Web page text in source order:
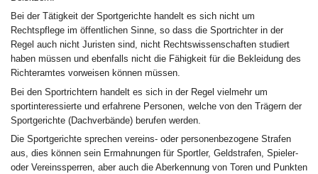
Bei der Tätigkeit der Sportgerichte handelt es sich nicht um
Rechtspflege im öffentlichen Sinne, so dass die Sportrichter in der
Regel auch nicht Juristen sind, nicht Rechtswissenschaften studiert
haben müssen und ebenfalls nicht die Fähigkeit für die Bekleidung des
Richteramtes vorweisen können müssen.
Bei den Sportrichtern handelt es sich in der Regel vielmehr um
sportinteressierte und erfahrene Personen, welche von den Trägern der
Sportgerichte (Dachverbände) berufen werden.
Die Sportgerichte sprechen vereins- oder personenbezogene Strafen
aus, dies können sein Ermahnungen für Sportler, Geldstrafen, Spieler-
oder Vereinssperren, aber auch die Aberkennung von Toren und Punkten